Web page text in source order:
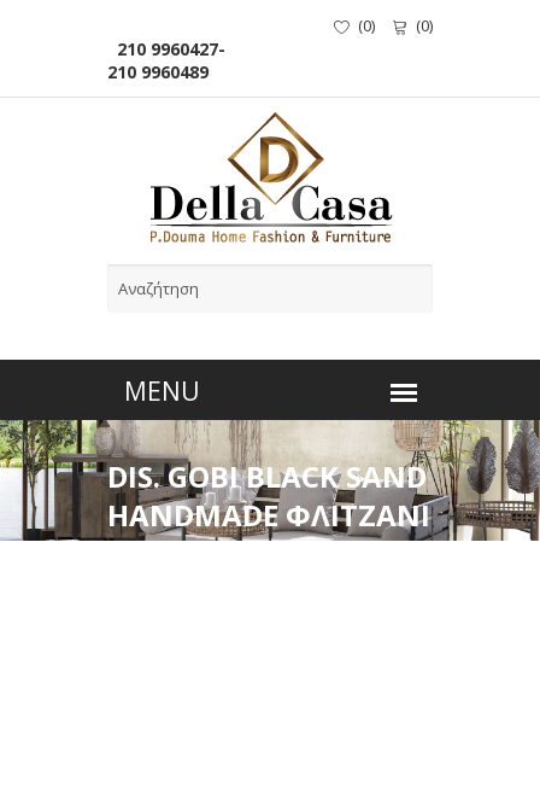
210 9960427-
210 9960489
(0) (0)
DIS. GOBI BLACK SAND
HANDMADE ΦΛΙΤΖΑΝΙ
& ΠΙΑΤΑΚΙ